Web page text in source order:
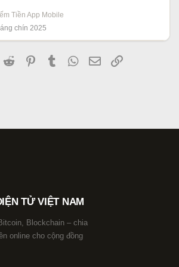
Tiền App Mobile
chín 2025
Twitter Reddit PinterestTumblr WhatsApp
Email
TỬ VIỆT NAM
Blockchain – chia
online cho cộng đồng